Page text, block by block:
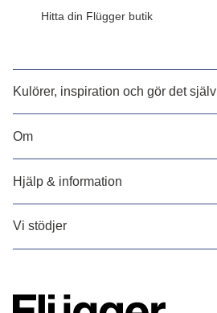
Hitta din Flügger butik
Kulörer, inspiration och gör det själv
Om
Hjälp & information
Vi stödjer